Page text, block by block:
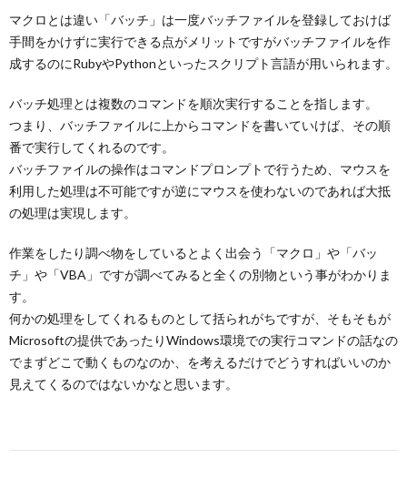
マクロとは違い「バッチ」は一度バッチファイルを登録しておけば
手間をかけずに実行できる点がメリットですがバッチファイルを作
成するのにRubyやPythonといったスクリプト言語が用いられます。
バッチ処理とは複数のコマンドを順次実行することを指します。
つまり、バッチファイルに上からコマンドを書いていけば、その順
番で実行してくれるのです。
バッチファイルの操作はコマンドプロンプトで行うため、マウスを
利用した処理は不可能ですが逆にマウスを使わないのであれば大抵
の処理は実現します。
作業をしたり調べ物をしているとよく出会う「マクロ」や「バッ
チ」や「VBA」ですが調べてみると全くの別物という事がわかりま
す。
何かの処理をしてくれるものとして括られがちですが、そもそもが
Microsoftの提供であったりWindows環境での実行コマンドの話なの
でまずどこで動くものなのか、を考えるだけでどうすればいいのか
見えてくるのではないかなと思います。